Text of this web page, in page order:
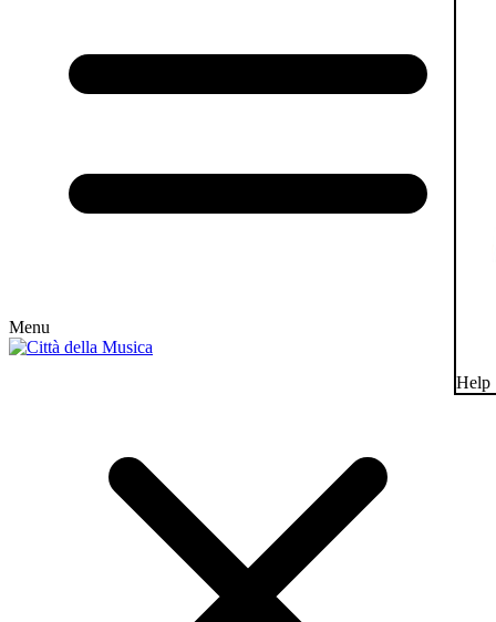
Menu
Help